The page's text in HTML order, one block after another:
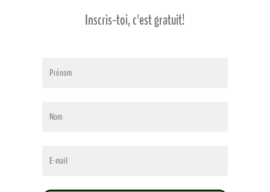
Inscris-toi, c'est gratuit!